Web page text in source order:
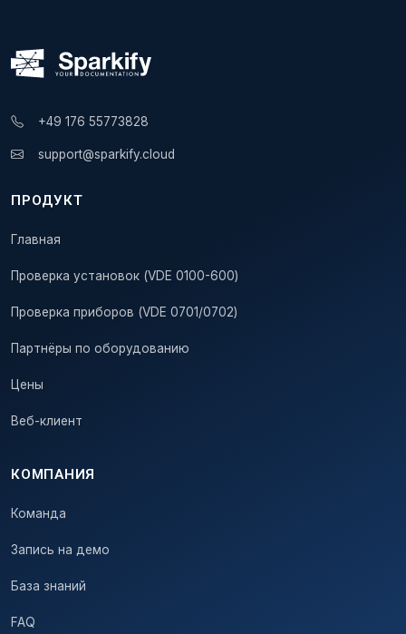
+49 176 55773828
support@sparkify.cloud
ПРОДУКТ
Главная
Проверка установок (VDE 0100-600)
Проверка приборов (VDE 0701/0702)
Партнёры по оборудованию
Цены
Веб-клиент
КОМПАНИЯ
Команда
Запись на демо
База знаний
FAQ